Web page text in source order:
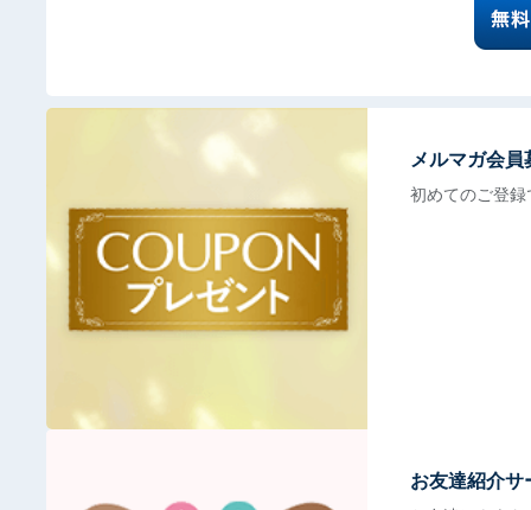
メルマガ会員
初めてのご登録
お友達紹介サ